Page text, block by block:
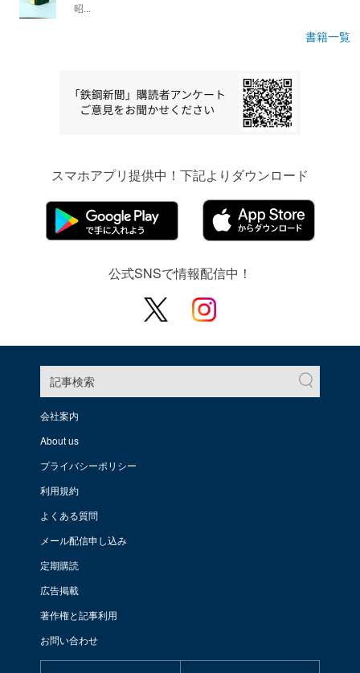
昭...
書籍一覧
スマホアプリ提供中！下記よりダウンロード
公式SNSで情報配信中！
記事検索
会社案内
About us
プライバシーポリシー
利用規約
よくある質問
メール配信申し込み
定期購読
広告掲載
著作権と記事利用
お問い合わせ